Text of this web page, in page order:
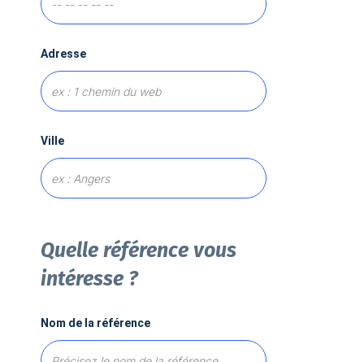
Adresse
Ville
Quelle référence vous
intéresse ?
Nom de la référence